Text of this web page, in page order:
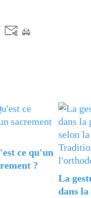
ce qu'un
?
La
dans